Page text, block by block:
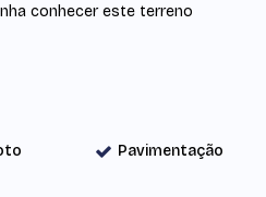
conhecer este terreno
Pavimentação